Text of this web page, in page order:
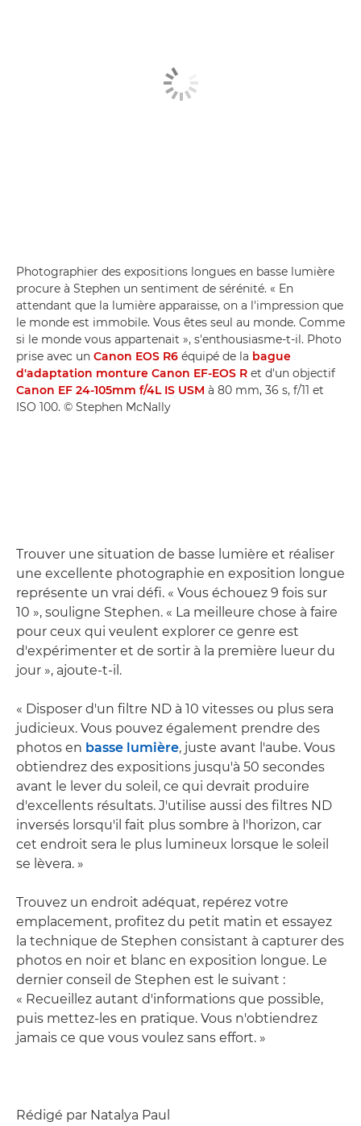
Photographier des expositions longues en basse lumière
procure à Stephen un sentiment de sérénité. « En
attendant que la lumière apparaisse, on a l'impression que
le monde est immobile. Vous êtes seul au monde. Comme
si le monde vous appartenait », s'enthousiasme-t-il. Photo
prise avec un Canon EOS R6 équipé de la bague
d'adaptation monture Canon EF-EOS R et d'un objectif
Canon EF 24-105mm f/4L IS USM à 80 mm, 36 s, f/11 et
ISO 100. © Stephen McNally
Trouver une situation de basse lumière et réaliser
une excellente photographie en exposition longue
représente un vrai défi. « Vous échouez 9 fois sur
10 », souligne Stephen. « La meilleure chose à faire
pour ceux qui veulent explorer ce genre est
d'expérimenter et de sortir à la première lueur du
jour », ajoute-t-il.
« Disposer d'un filtre ND à 10 vitesses ou plus sera
judicieux. Vous pouvez également prendre des
photos en basse lumière, juste avant l'aube. Vous
obtiendrez des expositions jusqu'à 50 secondes
avant le lever du soleil, ce qui devrait produire
d'excellents résultats. J'utilise aussi des filtres ND
inversés lorsqu'il fait plus sombre à l'horizon, car
cet endroit sera le plus lumineux lorsque le soleil
se lèvera. »
Trouvez un endroit adéquat, repérez votre
emplacement, profitez du petit matin et essayez
la technique de Stephen consistant à capturer des
photos en noir et blanc en exposition longue. Le
dernier conseil de Stephen est le suivant :
« Recueillez autant d'informations que possible,
puis mettez-les en pratique. Vous n'obtiendrez
jamais ce que vous voulez sans effort. »
Rédigé par Natalya Paul